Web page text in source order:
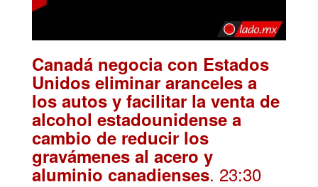
Canadá negocia con Estados
Unidos eliminar aranceles a
los autos y facilitar la venta de
alcohol estadounidense a
cambio de reducir los
gravámenes al acero y
aluminio canadienses. 23:30